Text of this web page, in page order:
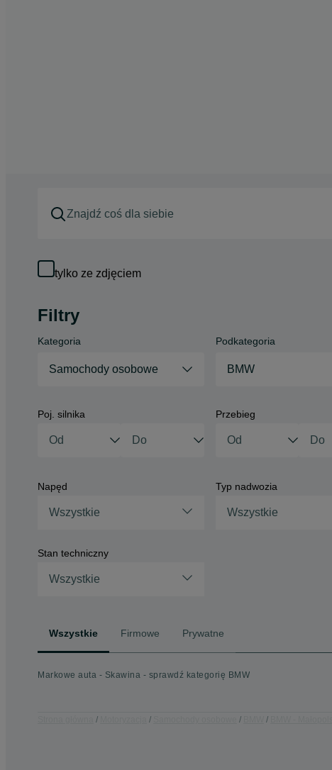
tylko ze zdjęciem
Filtry
Kategoria
Samochody osobowe
Podkategoria
BMW
Poj. silnika Przebieg
Napęd
Wszystkie
Typ nadwozia
Wszystkie
Stan techniczny
Wszystkie
Wszystkie Firmowe Prywatne
Markowe auta - Skawina - sprawdź kategorię BMW